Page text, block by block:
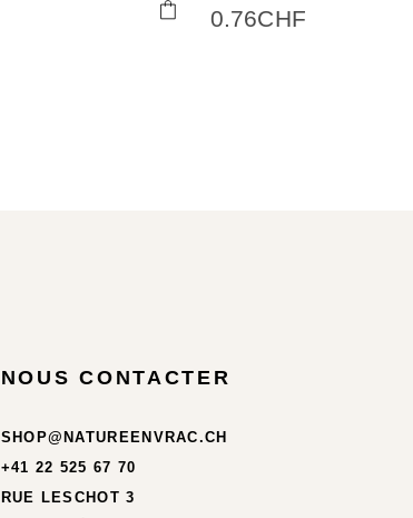
0.76CHF
NOUS CONTACTER
SHOP@NATUREENVRAC.CH
+41 22 525 67 70
RUE LESCHOT 3